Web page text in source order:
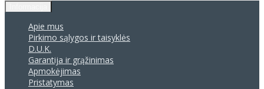
Apie mus
Pirkimo sąlygos ir taisyklės
D.U.K.
Garantija ir grąžinimas
Apmokėjimas
Pristatymas